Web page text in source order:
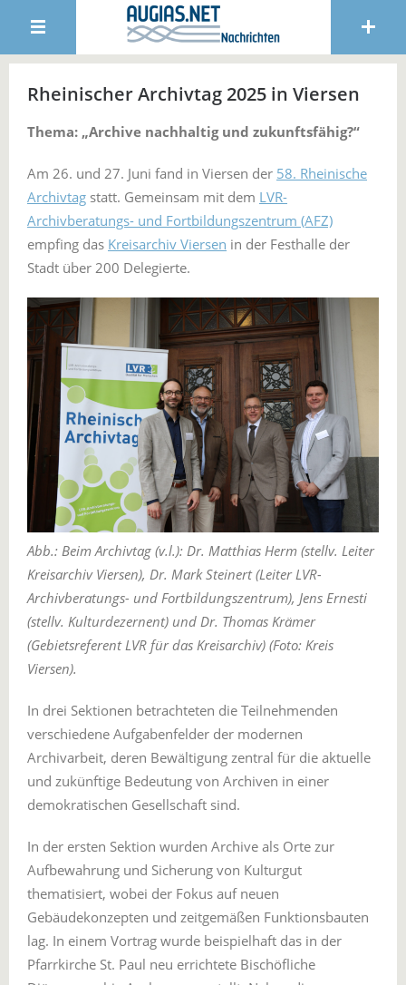
Rheinischer Archivtag 2025 in Viersen
Thema: „Archive nachhaltig und zukunftsfähig?“
Am 26. und 27. Juni fand in Viersen der 58. Rheinische
Archivtag statt. Gemeinsam mit dem LVR-
Archivberatungs- und Fortbildungszentrum (AFZ)
empfing das Kreisarchiv Viersen in der Festhalle der
Stadt über 200 Delegierte.
Abb.: Beim Archivtag (v.l.): Dr. Matthias Herm (stellv. Leiter
Kreisarchiv Viersen), Dr. Mark Steinert (Leiter LVR-
Archivberatungs- und Fortbildungszentrum), Jens Ernesti
(stellv. Kulturdezernent) und Dr. Thomas Krämer
(Gebietsreferent LVR für das Kreisarchiv) (Foto: Kreis
Viersen).
In drei Sektionen betrachteten die Teilnehmenden
verschiedene Aufgabenfelder der modernen
Archivarbeit, deren Bewältigung zentral für die aktuelle
und zukünftige Bedeutung von Archiven in einer
demokratischen Gesellschaft sind.
In der ersten Sektion wurden Archive als Orte zur
Aufbewahrung und Sicherung von Kulturgut
thematisiert, wobei der Fokus auf neuen
Gebäudekonzepten und zeitgemäßen Funktionsbauten
lag. In einem Vortrag wurde beispielhaft das in der
Pfarrkirche St. Paul neu errichtete Bischöfliche